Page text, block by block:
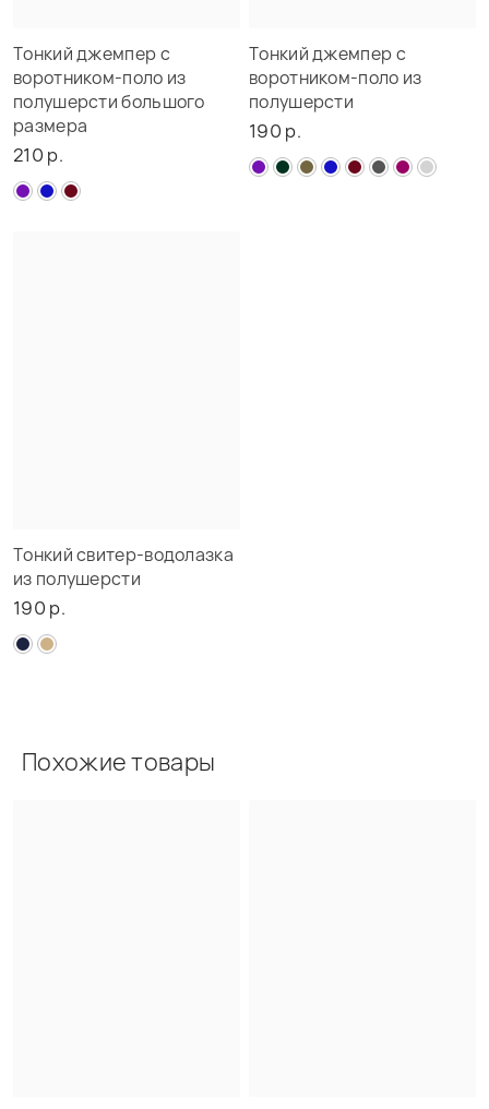
Тонкий джемпер с
воротником-поло из
полушерсти большого
размера
210 р.
Тонкий джемпер с
воротником-поло из
полушерсти
190 р.
Тонкий свитер-водолазка
из полушерсти
190 р.
Похожие товары